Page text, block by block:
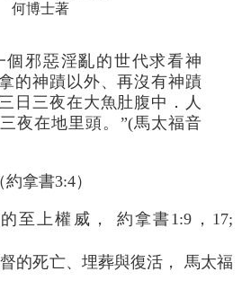
何博士著
個邪惡淫亂的世代求看神
的神蹟以外、再沒有神蹟
日三夜在大魚肚腹中．人
夜在地里頭。”(馬太福音
約拿書3:4）
至上權威， 約拿書1:9，17;
的死亡、埋葬與復活， 馬太福